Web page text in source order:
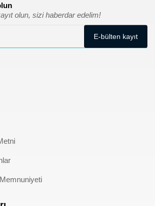
olun, sizi haberdar edelim!